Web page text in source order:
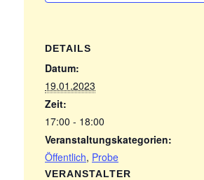
DETAILS
Datum:
19.01.2023
Zeit:
17:00 - 18:00
Veranstaltungskategorien:
Öffentlich, Probe
VERANSTALTER